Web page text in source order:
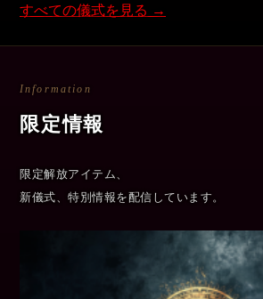
すべての儀式を見る →
Information
限定情報
限定解放アイテム、
新儀式、特別情報を配信しています。